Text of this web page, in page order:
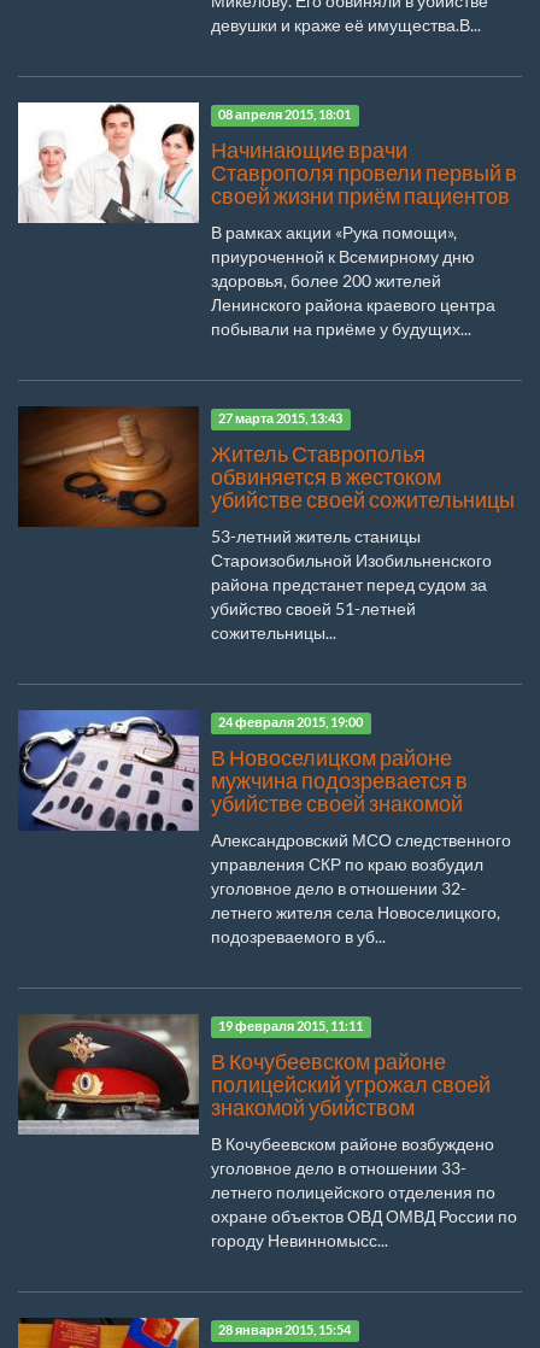
девушки и краже её имущества.В...
08 апреля 2015, 18:01
Начинающие врачи
Ставрополя провели первый в
своей жизни приём пациентов
В рамках акции «Рука помощи»,
приуроченной к Всемирному дню
здоровья, более 200 жителей
Ленинского района краевого центра
побывали на приёме у будущих...
27 марта 2015, 13:43
Житель Ставрополья
обвиняется в жестоком
убийстве своей сожительницы
53-летний житель станицы
Староизобильной Изобильненского
района предстанет перед судом за
убийство своей 51-летней
сожительницы...
24 февраля 2015, 19:00
В Новоселицком районе
мужчина подозревается в
убийстве своей знакомой
Александровский МСО следственного
управления СКР по краю возбудил
уголовное дело в отношении 32-
летнего жителя села Новоселицкого,
подозреваемого в уб...
19 февраля 2015, 11:11
В Кочубеевском районе
полицейский угрожал своей
знакомой убийством
В Кочубеевском районе возбуждено
уголовное дело в отношении 33-
летнего полицейского отделения по
охране объектов ОВД ОМВД России по
городу Невинномысс...
28 января 2015, 15:54